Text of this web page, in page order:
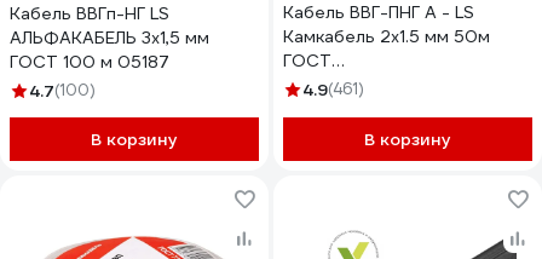
Кабель ВВГп-НГ LS
АЛЬФАКАБЕЛЬ 3х1,5 мм
ГОСТ 100 м 05187
4.7(100)
В корзину
Кабель ВВГ-ПНГ А - LS
Камкабель 2x1.5 мм 50м
ГОСТ
1157К20FD00070А0050М
4.9(461)
В корзину